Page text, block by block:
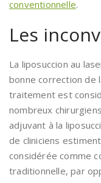
conventionnelle.
Les
La liposuccion au
bonne correction de
traitement est
nombreux
adjuvant à la
de cliniciens
considérée comme
traditionnelle, par